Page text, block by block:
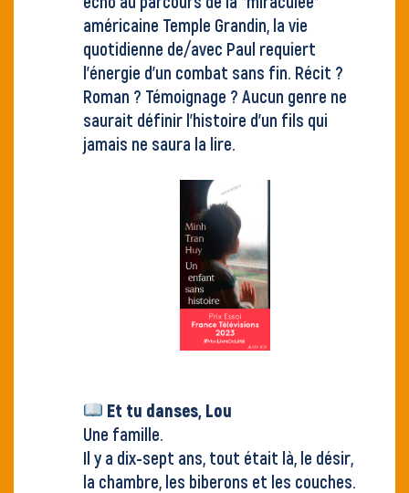
américaine Temple Grandin, la vie
quotidienne de/avec Paul requiert
l’énergie d’un combat sans fin. Récit ?
Roman ? Témoignage ? Aucun genre ne
saurait définir l’histoire d’un fils qui
jamais ne saura la lire.
Et tu danses, Lou
Une famille.
Il y a dix-sept ans, tout était là, le désir,
la chambre, les biberons et les couches.